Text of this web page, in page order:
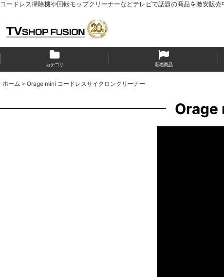
コードレス掃除機や回転モップクリーナーなどテレビで話題の商品を激安販売
カテゴリ 新着商品
ホーム > Orage mini コードレスサイクロンクリーナー
Orage